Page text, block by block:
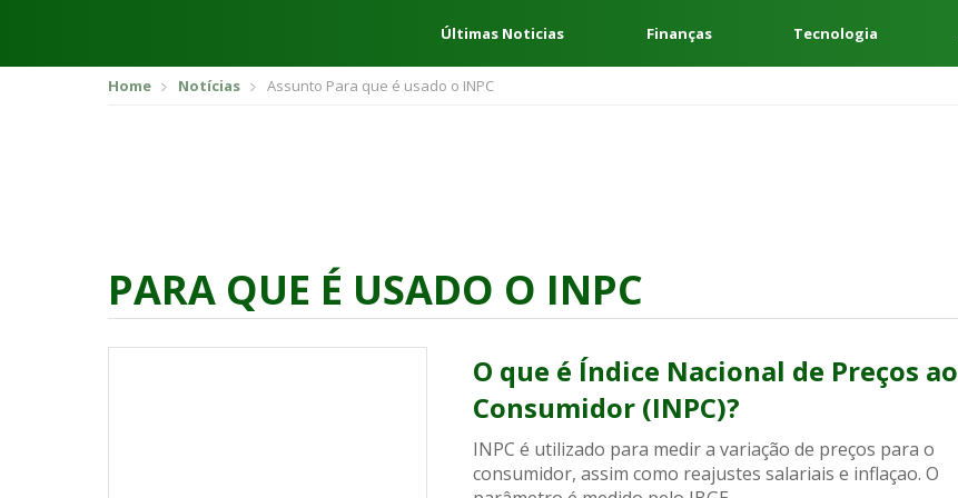
Últimas Noticias Finanças Tecnologia
Home Notícias Assunto Para que é usado o INPC
PARA QUE É USADO O INPC
O que é Índice Nacional de Preços ao
Consumidor (INPC)?
INPC é utilizado para medir a variação de preços para o
consumidor, assim como reajustes salariais e inflaçao. O